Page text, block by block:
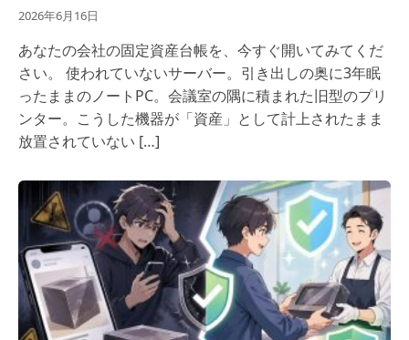
2026年6月16日
あなたの会社の固定資産台帳を、今すぐ開いてみてくだ
さい。 使われていないサーバー。引き出しの奥に3年眠
ったままのノートPC。会議室の隅に積まれた旧型のプリ
ンター。こうした機器が「資産」として計上されたまま
放置されていない […]